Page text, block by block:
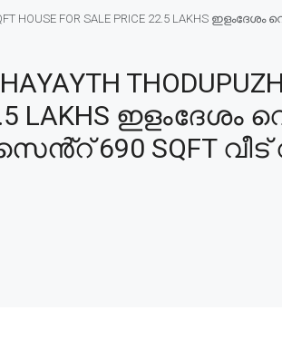
SQFT HOUSE FOR SALE PRICE 22.5
LAKHS ഇളംദേശം
690 SQFT വീട്